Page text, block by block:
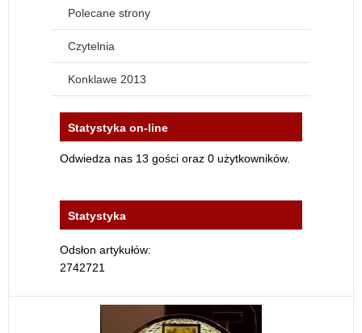
Polecane strony
Czytelnia
Konklawe 2013
Statystyka on-line
Odwiedza nas 13 gości oraz 0 użytkowników.
Statystyka
Odsłon artykułów:
2742721